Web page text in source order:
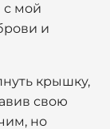
с мой
и
крышку,
свою
но